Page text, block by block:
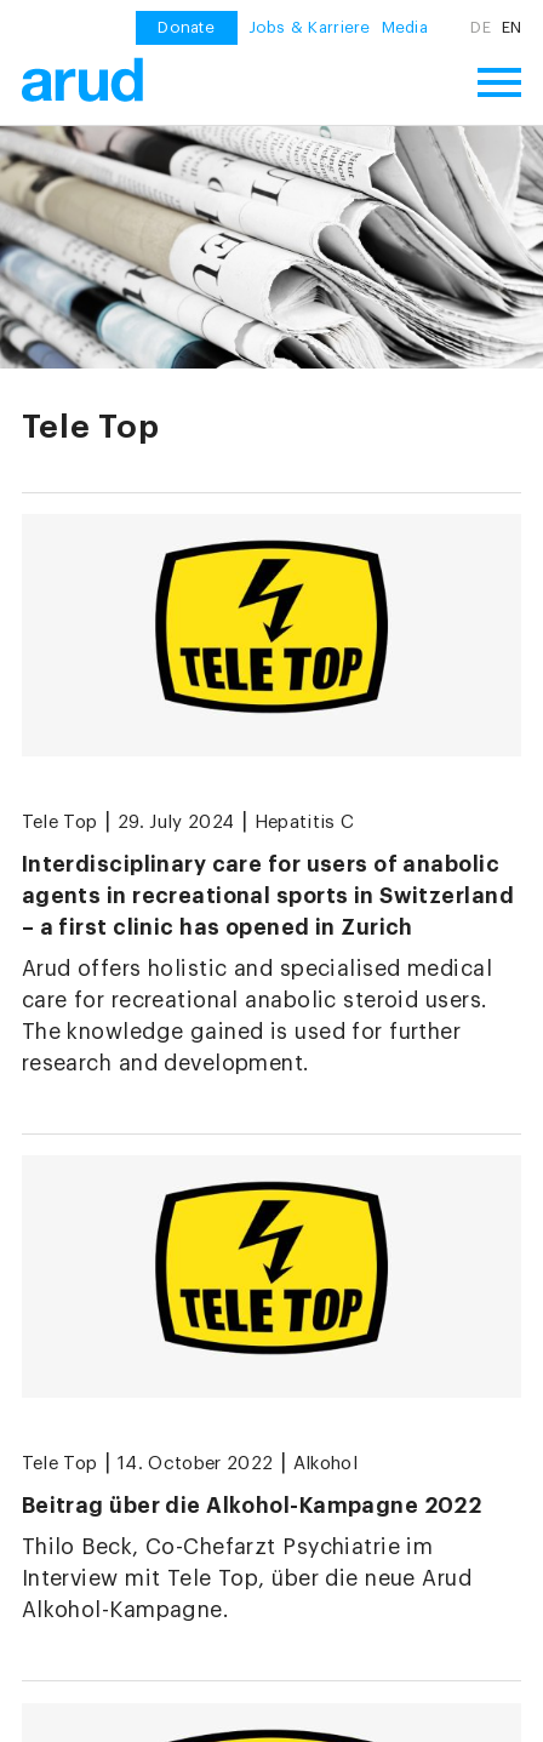
Donate Jobs & Karriere Media DE EN
Tele Top
Tele Top 29. July 2024 Hepatitis C
Interdisciplinary care for users of anabolic
agents in recreational sports in Switzerland
– a first clinic has opened in Zurich
Arud offers holistic and specialised medical
care for recreational anabolic steroid users.
The knowledge gained is used for further
research and development.
Tele Top 14. October 2022 Alkohol
Beitrag über die Alkohol-Kampagne 2022
Thilo Beck, Co-Chefarzt Psychiatrie im
Interview mit Tele Top, über die neue Arud
Alkohol-Kampagne.